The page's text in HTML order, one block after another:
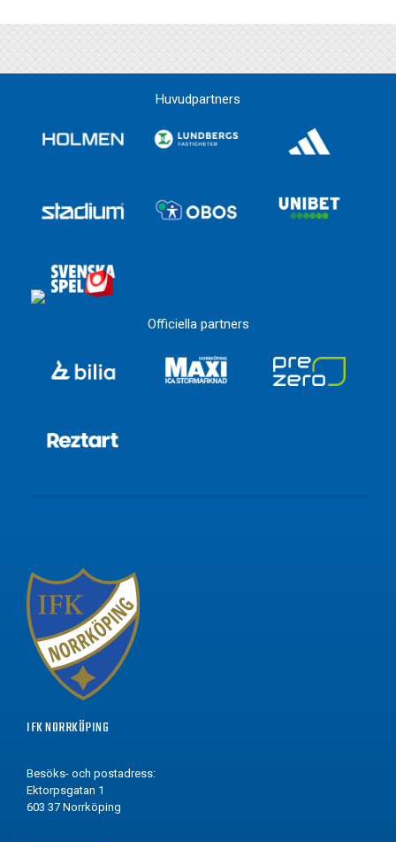
Huvudpartners
Officiella partners
IFK NORRKÖPING
Besöks- och postadress:
Ektorpsgatan 1
603 37 Norrköping